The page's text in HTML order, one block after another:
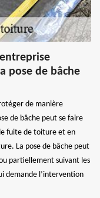
pose de bâche
de manière
de bâche peut se faire
fuite de toiture et en
La pose de bâche peut
partiellement suivant les
demande l’intervention